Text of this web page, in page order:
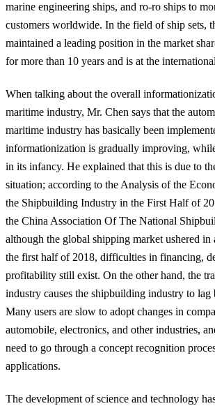
marine engineering ships, and ro-ro ships to
customers worldwide. In the field of ship sets,
maintained a leading position in the market
for more than 10 years and is at the
When talking about the overall
maritime industry, Mr. Chen says that the
maritime industry has basically been
informationization is gradually improving,
in its infancy. He explained that this is due to
situation; according to the Analysis of the
the Shipbuilding Industry in the First Half of
the China Association Of The National
although the global shipping market ushered in
the first half of 2018, difficulties in financing,
profitability still exist. On the other hand, the
industry causes the shipbuilding industry to lag
Many users are slow to adopt changes in
automobile, electronics, and other industries,
need to go through a concept recognition
applications.
The development of science and technology